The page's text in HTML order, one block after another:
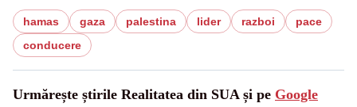
hamas gaza palestina lider razboi
pace
conducere
Urmărește știrile Realitatea din SUA și pe Google